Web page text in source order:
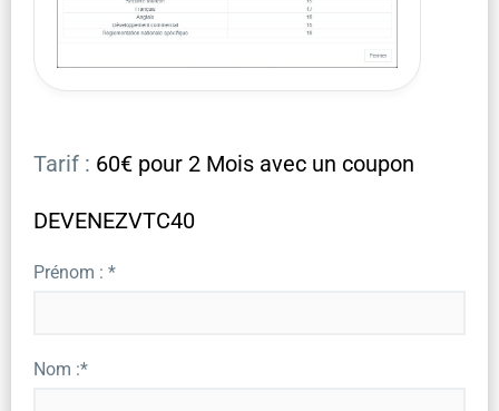
Tarif : 60€ pour 2 Mois avec un coupon
DEVENEZVTC40
Prénom : *
Nom :*